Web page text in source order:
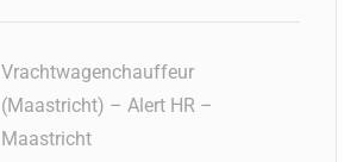
Vrachtwagenchauffeur
(Maastricht) – Alert HR –
Maastricht